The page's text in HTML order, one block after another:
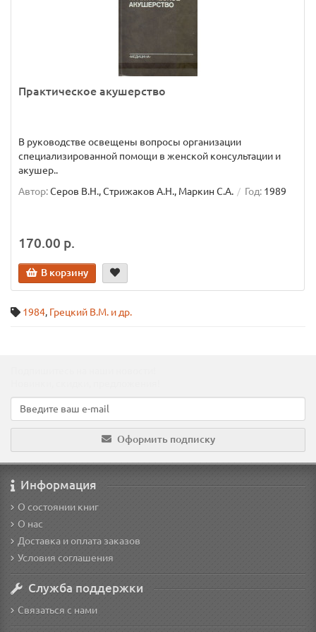
Практическое акушерство
В руководстве освещены вопросы организации
специализированной помощи в женской консультации и
акушер..
Автор:Серов В.Н., Стрижаков А.Н., Маркин С.А. Год: 1989
170.00 р.
В корзину
1984, Грецкий В.М. и др.
Оформить подписку
Информация
О состоянии книг
О нас
Доставка и оплата заказов
Условия соглашения
Служба поддержки
Связаться с нами